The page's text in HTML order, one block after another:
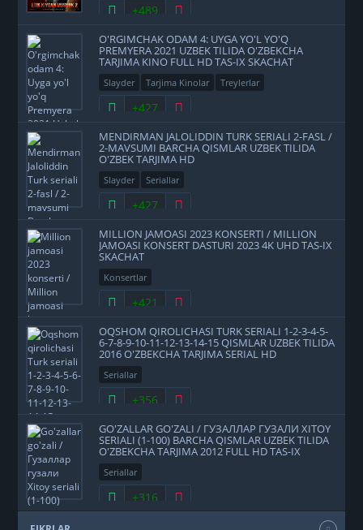
+489
O'RGIMCHAK ODAM 4: UYGA YO'L YO'Q
PREMYERA 2021 UZBEK TILIDA O'ZBEKCHA
TARJIMA KINO FULL HD TAS-IX SKACHAT
Slayder Tarjima Kinolar Treylerlar
+427
MENDIRMAN JALOLIDDIN TURK SERIALI 2-FASL /
2-MAVSUMI BARCHA QISMLAR UZBEK TILIDA
O'ZBEK TARJIMA HD
Slayder Seriallar
+427
MILLION JAMOASI 2023 KONSERTI / MILLION
JAMOASI KONSERT DASTURI 2023 4K UHD TAS-IX
SKACHAT
Konsertlar
+421
OQSHOM QIROLICHASI TURK SERIALI 1-2-3-4-5-
6-7-8-9-10-11-12-13-14-15 QISMLAR UZBEK TILIDA
2016 O'ZBEKCHA TARJIMA SERIAL HD
Seriallar
+356
GO'ZALLAR GO'ZALI / ГУЗАЛЛАР ГУЗАЛИ XITOY
SERIALI (1-100) BARCHA QISMLAR UZBEK TILIDA
O'ZBEKCHA TARJIMA 2012 FULL HD TAS-IX
SKACHAT
Seriallar
+316